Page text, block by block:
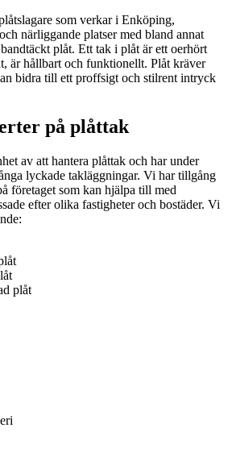
som verkar i Enköping,
närliggande platser med bland annat
plåt. Ett tak i plåt är ett oerhört
är hållbart och funktionellt. Plåt kräver
bidra till ett proffsigt och stilrent intryck
på plåttak
av att hantera plåttak och har under
lyckade takläggningar. Vi har tillgång
företaget som kan hjälpa till med
efter olika fastigheter och bostäder. Vi
plåt